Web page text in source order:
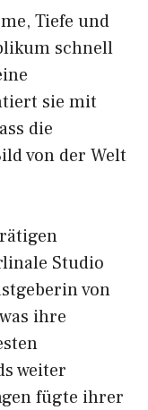
Tiefe und
schnell
sie mit
die
von der Welt
Studio
von
ihre
weiter
fügte ihrer